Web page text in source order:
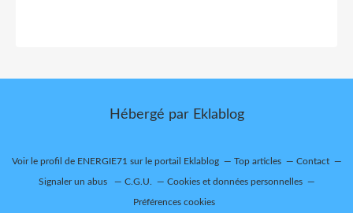
Hébergé par Eklablog
Voir le profil de ENERGIE71 sur le portail Eklablog Top articles Contact
Signaler un abus C.G.U. Cookies et données personnelles
Préférences cookies